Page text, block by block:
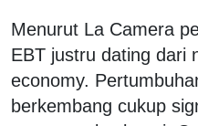
Menurut La Camera
EBT justru dating dari
economy.
berkembang cukup